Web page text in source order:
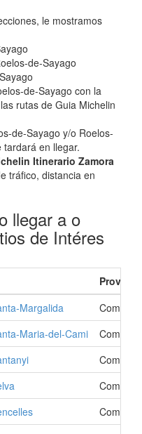
le mostramos
de-Sayago
de-Sayago con la
rutas de Guia Michelin
de-Sayago y/o Roelos-
en llegar.
Itinerario Zamora
tráfico, distancia en
llegar a o
de Intéres
Margalida
Como Ir
Maria-del-Cami
Como Ir
Como Ir
Como Ir
Como Ir